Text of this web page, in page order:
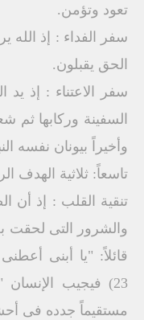
تعود وتؤمن.
سفر الفداء : إذ الله
الحق يقبلون.
سفر الاعتناء : إذ يد
السفينة وركابها
وأخيراً بيونان نفسه
تاسعاً: ثلاثية الهدف
تنقية القلب : إذ أن
والشرور التى لحقت به
قائلاً: "يا أبنى
23) فيجيب
مستقيماً جدده فى